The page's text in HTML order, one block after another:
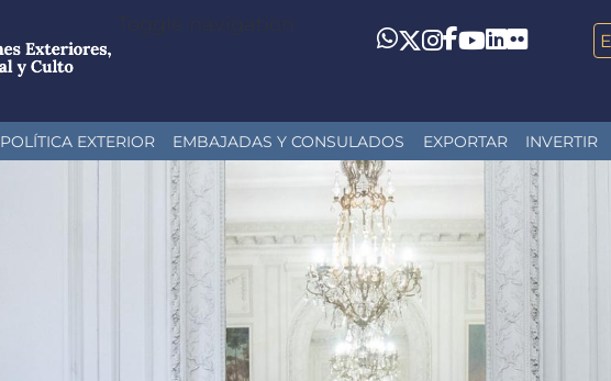
Toggle navigation
Whatsapp
Twitter
Instagram
Facebook
YouTube
LinkedIn
Flickr
POLÍTICA EXTERIOR EMBAJADAS Y CONSULADOS EXPORTAR INVERTIR